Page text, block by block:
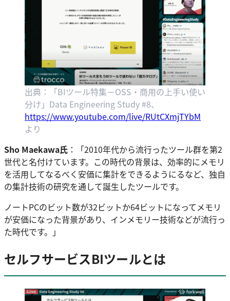
出典：「BIツール特集－OSS・商用の上手い使い
分け」Data Engineering Study #8、
https://www.youtube.com/live/RUtCXmjTYbM
より
Sho Maekawa氏 ：「2010年代から流行ったツール群を第2
世代と名付けています。この時代の背景は、効率的にメモリ
を活用してなるべく安価に集計をできるようにるなど、独自
の集計技術の研究を通して誕生したツールです。
ノートPCのビット数が32ビットか64ビットになってメモリ
が安価になった背景があり、インメモリー技術などが流行っ
た時代です。」
セルフサービスBIツールとは